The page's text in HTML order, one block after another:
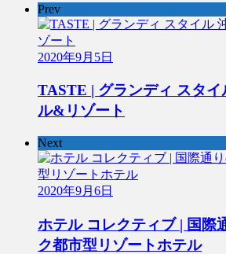
Prev
2020年9月5日
TASTE | グランディ スタ
ル&リゾート
Next
2020年9月6日
ホテル コレクティブ | 国際
ク都市型リゾートホテル